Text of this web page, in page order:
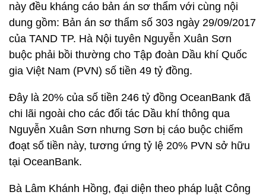
này đều kháng cáo bản án sơ thẩm với cùng nội
dung gồm: Bản án sơ thẩm số 303 ngày 29/09/2017
của TAND TP. Hà Nội tuyên Nguyễn Xuân Sơn
buộc phải bồi thường cho Tập đoàn Dầu khí Quốc
gia Việt Nam (PVN) số tiền 49 tỷ đồng.
Đây là 20% của số tiền 246 tỷ đồng OceanBank đã
chi lãi ngoài cho các đối tác Dầu khí thông qua
Nguyễn Xuân Sơn nhưng Sơn bị cáo buộc chiếm
đoạt số tiền này, tương ứng tỷ lệ 20% PVN sở hữu
tại OceanBank.
Bà Lâm Khánh Hồng, đại diện theo pháp luật Công